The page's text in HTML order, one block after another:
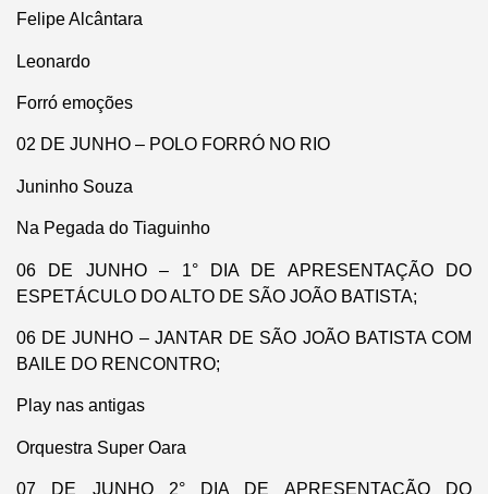
Felipe Alcântara
Leonardo
Forró emoções
02 DE JUNHO – POLO FORRÓ NO RIO
Juninho Souza
Na Pegada do Tiaguinho
06 DE JUNHO – 1° DIA DE APRESENTAÇÃO DO
ESPETÁCULO DO ALTO DE SÃO JOÃO BATISTA;
06 DE JUNHO – JANTAR DE SÃO JOÃO BATISTA COM
BAILE DO RENCONTRO;
Play nas antigas
Orquestra Super Oara
07 DE JUNHO 2° DIA DE APRESENTAÇÃO DO